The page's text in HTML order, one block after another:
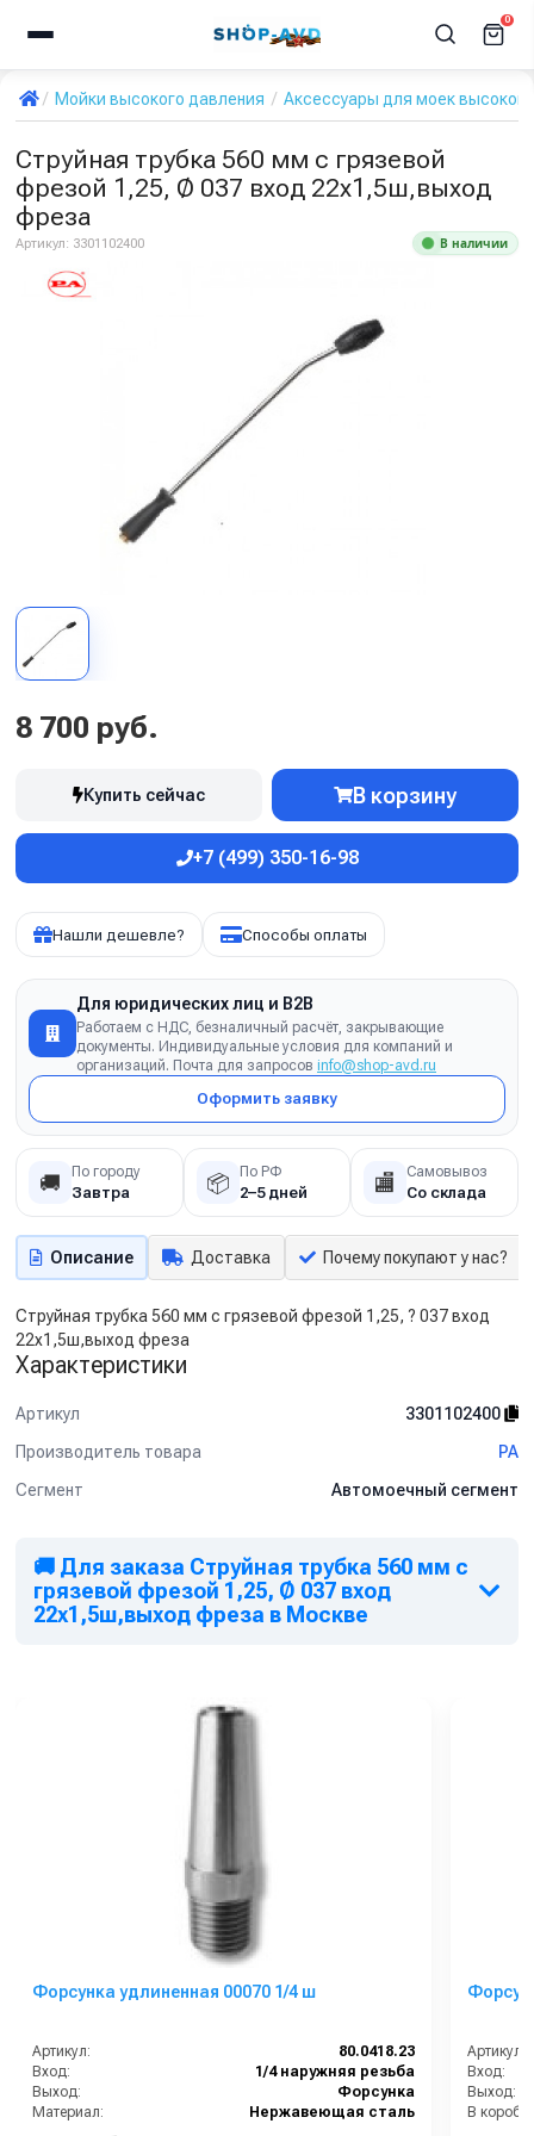
0
Мойки высокого давления Аксессуары для моек
Струйная трубка 560 мм с грязевой
фрезой 1,25, Ø 037 вход 22х1,5ш,выход
фреза
Артикул: 3301102400 В наличии
8 700 руб.
Купить сейчас В корзину
+7 (499) 350-16-98
Нашли дешевле? Способы оплаты
Для юридических лиц и B2B
Работаем с НДС, безналичный расчёт, закрывающие
документы. Индивидуальные условия для компаний и
организаций. Почта для запросов info@shop-avd.ru
Оформить заявку
🚚 По городу
Завтра 📦 По РФ
2–5 дней 🏬 Самовывоз
Со склада
Описание Доставка Почему покупают у нас?
Струйная трубка 560 мм с грязевой фрезой 1,25, ? 037 вход
22х1,5ш,выход фреза
Характеристики
Артикул
3301102400
Производитель товара
PA
Сегмент
Автомоечный сегмент
🚚 Для заказа Струйная трубка 560 мм с
грязевой фрезой 1,25, Ø 037 вход
22х1,5ш,выход фреза в Москве
Форсунка удлиненная 00070 1/4 ш
Артикул:
80.0418.23
Вход:
1/4 наружняя резьба
Выход:
Форсунка
Материал:
Нержавеющая сталь
Артикул:
Вход:
Выход:
В